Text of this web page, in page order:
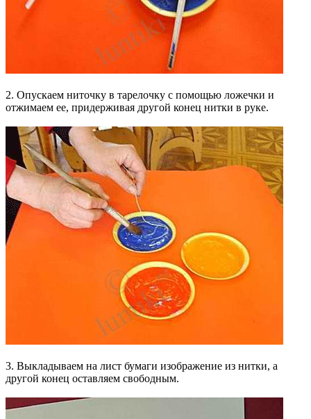
2. Опускаем ниточку в тарелочку с помощью ложечки и
отжимаем ее, придерживая другой конец нитки в руке.
3. Выкладываем на лист бумаги изображение из нитки, а
другой конец оставляем свободным.